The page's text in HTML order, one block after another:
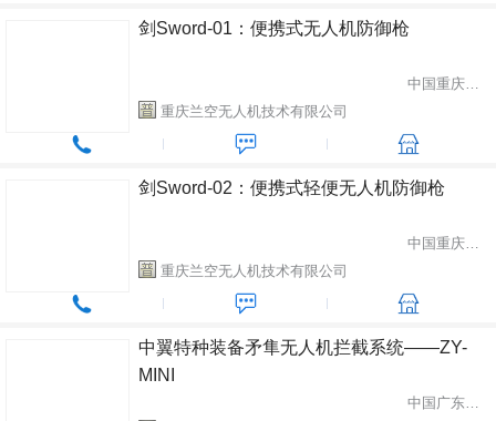
剑Sword-01：便携式无人机防御枪
中国重庆市渝北区
重庆兰空无人机技术有限公司
剑Sword-02：便携式轻便无人机防御枪
中国重庆市渝北区
重庆兰空无人机技术有限公司
中翼特种装备矛隼无人机拦截系统——ZY-
MINI
中国广东省深圳市